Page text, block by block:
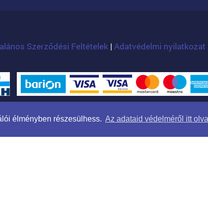
élményben részesülhess. Az adataid védelméről itt
Szerződési Feltételek | Adatvédelmi nyilatkozat